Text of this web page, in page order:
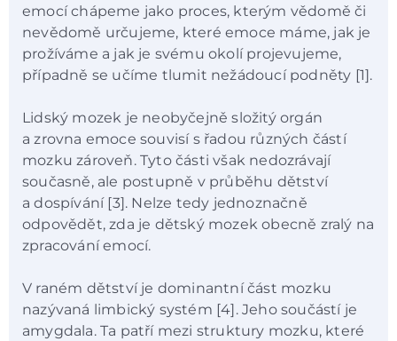
emocí chápeme jako proces, kterým vědomě či
nevědomě určujeme, které emoce máme, jak je
prožíváme a jak je svému okolí projevujeme,
případně se učíme tlumit nežádoucí podněty [1].
Lidský mozek je neobyčejně složitý orgán
a zrovna emoce souvisí s řadou různých částí
mozku zároveň. Tyto části však nedozrávají
současně, ale postupně v průběhu dětství
a dospívání [3]. Nelze tedy jednoznačně
odpovědět, zda je dětský mozek obecně zralý na
zpracování emocí.
V raném dětství je dominantní část mozku
nazývaná limbický systém [4]. Jeho součástí je
amygdala. Ta patří mezi struktury mozku, které